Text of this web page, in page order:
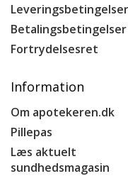
Leveringsbetingelser
Betalingsbetingelser
Fortrydelsesret
Information
Om apotekeren.dk
Pillepas
Læs aktuelt
sundhedsmagasin